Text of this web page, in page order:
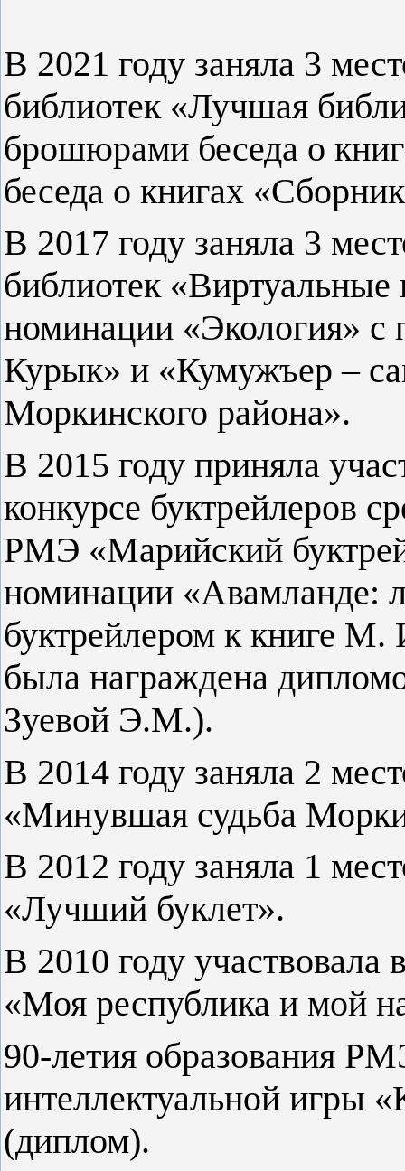
В 2021 году заняла 3
библиотек «Лучшая
брошюрами беседа о
беседа о книгах
В 2017 году заняла 3
библиотек
номинации «Экология» с
Курык» и «Кумужъер –
Моркинского района».
В 2015 году приняла
конкурсе буктрейлеров
РМЭ «Марийский
номинации «Авамланде:
буктрейлером к книге
была награждена
Зуевой Э.М.).
В 2014 году заняла 2
«Минувшая судьба
В 2012 году заняла 1
«Лучший буклет».
В 2010 году участвовала
«Моя республика и мой
90-летия образования
интеллектуальной игры
(диплом).